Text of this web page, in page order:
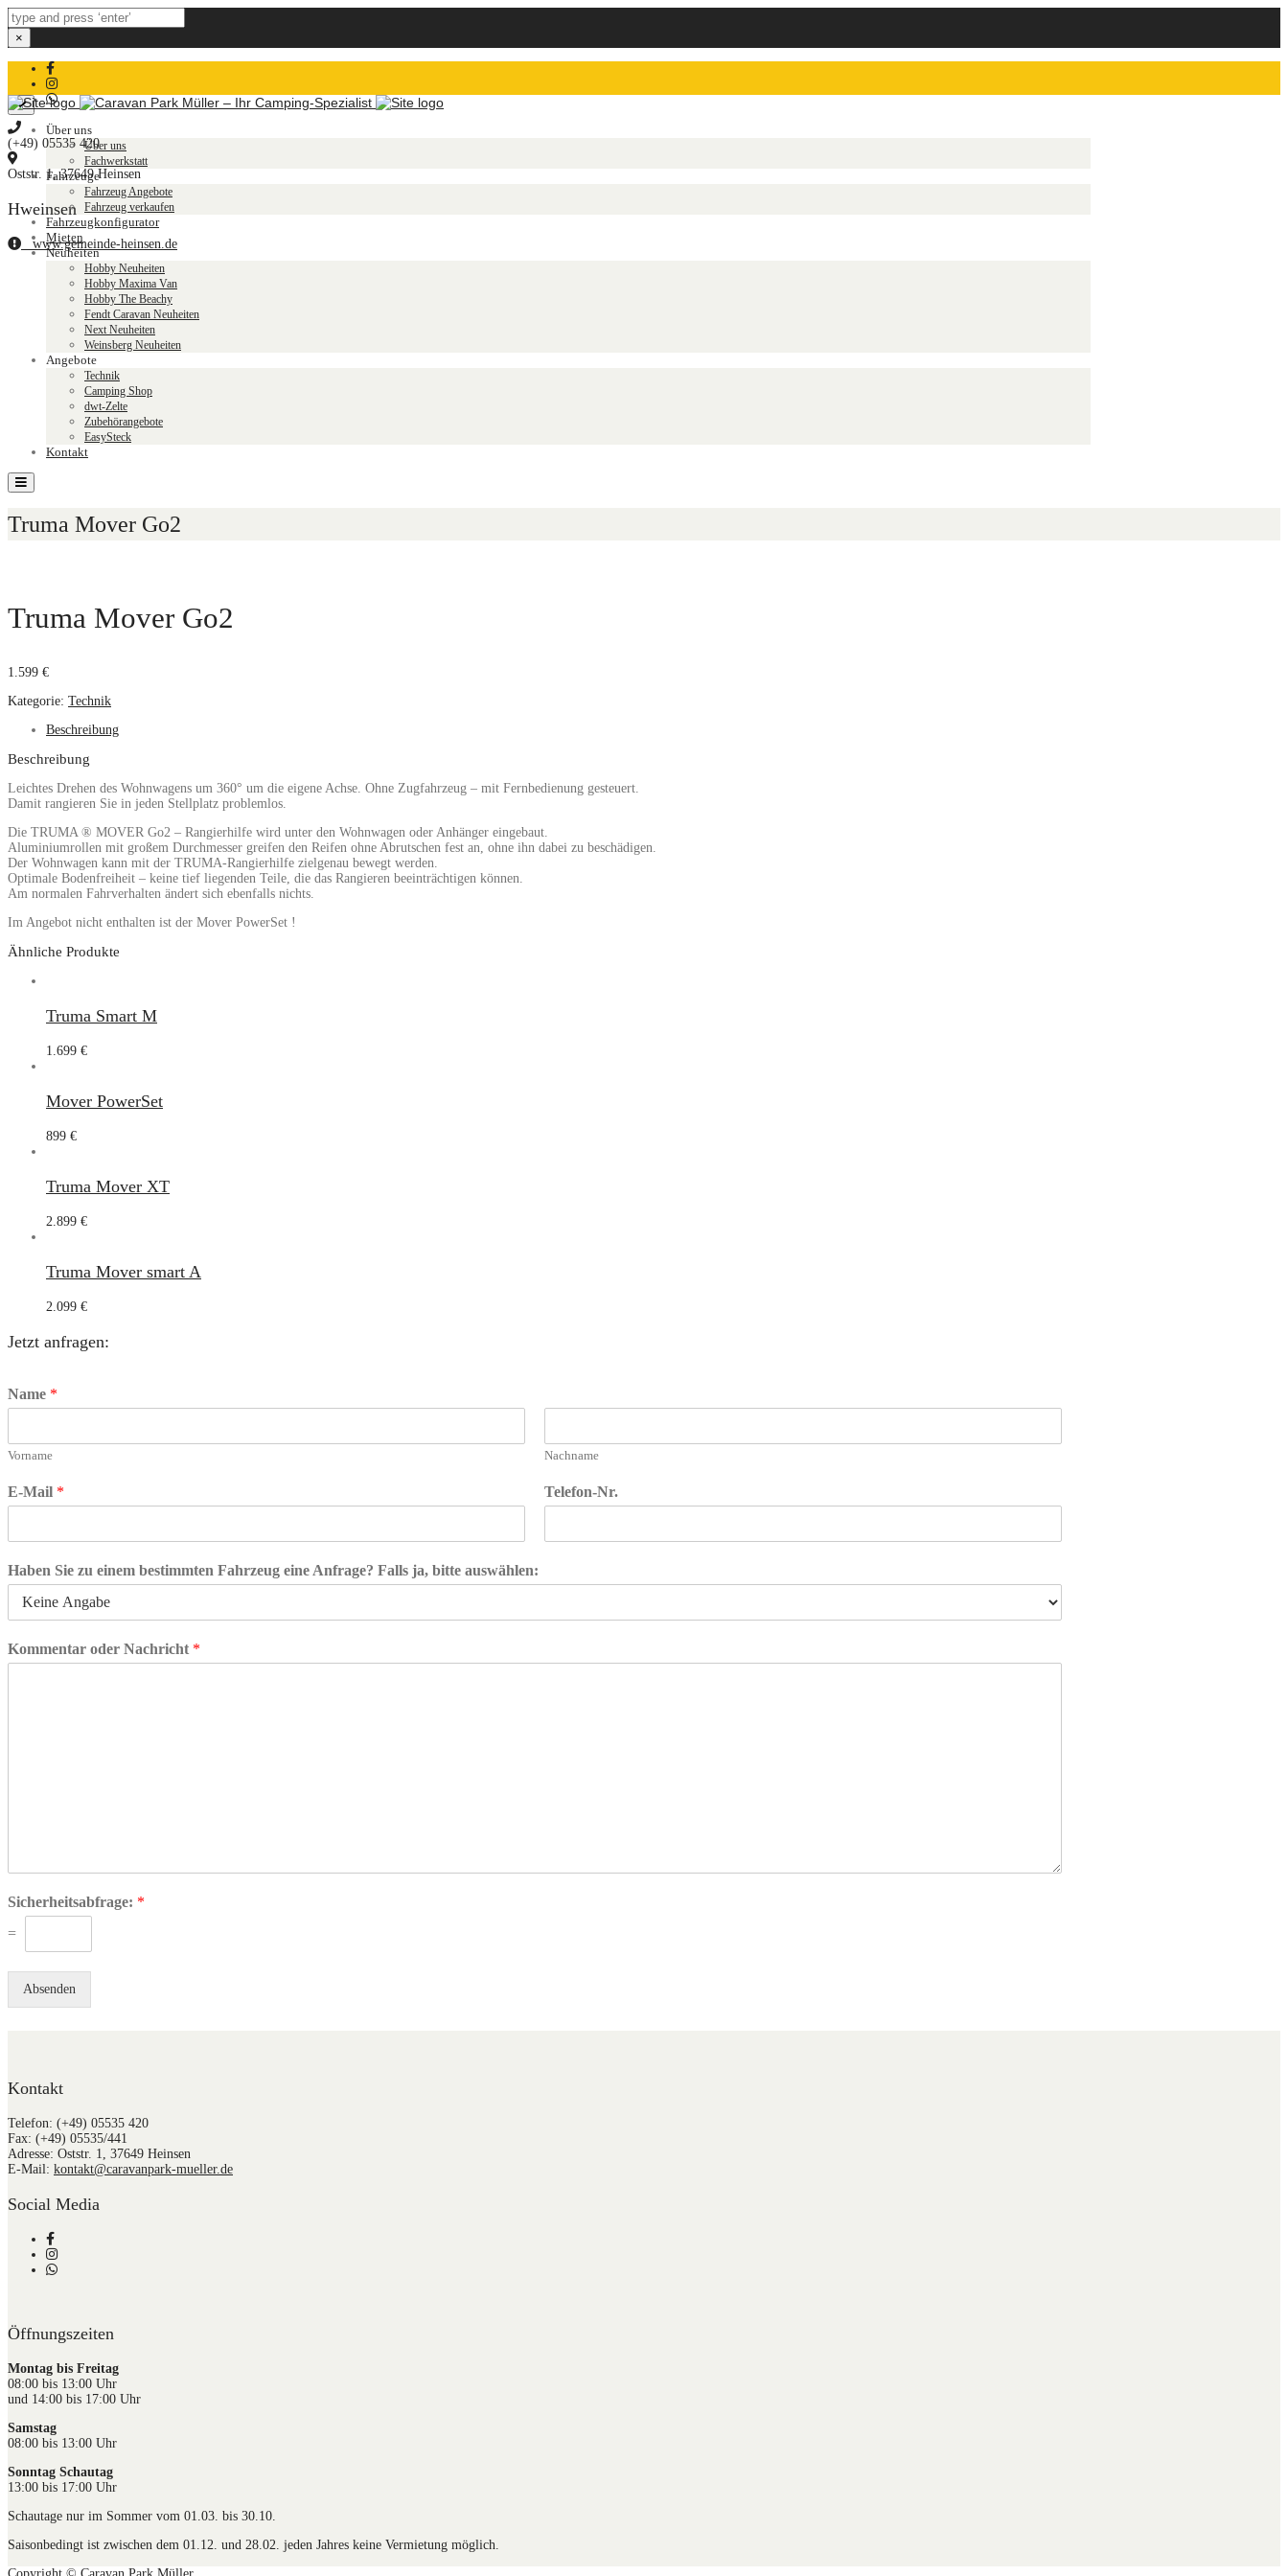
×
Über
WhatsApp
kontaktieren
(+49) 05535 420
Oststr. 1, 37649 Heinsen
Hweinsen
www.gemeinde-heinsen.de
Close
top
bar
Über uns
Über uns
Fachwerkstatt
Fahrzeuge
Fahrzeug Angebote
Fahrzeug verkaufen
Fahrzeugkonfigurator
Mieten
Neuheiten
Hobby Neuheiten
Hobby Maxima Van
Hobby The Beachy
Fendt Caravan Neuheiten
Next Neuheiten
Weinsberg Neuheiten
Angebote
Technik
Camping Shop
dwt-Zelte
Zubehörangebote
EasySteck
Kontakt
Toggle
navigation
Truma Mover Go2
Truma Mover Go2
1.599 €
Kategorie: Technik
Beschreibung
Beschreibung
Leichtes Drehen des Wohnwagens um 360° um die eigene Achse. Ohne Zugfahrzeug – mit Fernbedienung gesteuert.
Damit rangieren Sie in jeden Stellplatz problemlos.
Die TRUMA ® MOVER Go2 – Rangierhilfe wird unter den Wohnwagen oder Anhänger eingebaut.
Aluminiumrollen mit großem Durchmesser greifen den Reifen ohne Abrutschen fest an, ohne ihn dabei zu beschädigen.
Der Wohnwagen kann mit der TRUMA-Rangierhilfe zielgenau bewegt werden.
Optimale Bodenfreiheit – keine tief liegenden Teile, die das Rangieren beeinträchtigen können.
Am normalen Fahrverhalten ändert sich ebenfalls nichts.
Im Angebot nicht enthalten ist der Mover PowerSet !
Ähnliche Produkte
Truma Smart M
1.699 €
Mover PowerSet
899 €
Truma Mover XT
2.899 €
Truma Mover smart A
2.099 €
Jetzt anfragen:
Name *
Vorname Nachname
E-Mail * Telefon-Nr.
Haben Sie zu einem bestimmten Fahrzeug eine Anfrage? Falls ja, bitte auswählen:
Kommentar oder Nachricht *
Sicherheitsabfrage: *
=
Absenden
Kontakt
Telefon: (+49) 05535 420
Fax: (+49) 05535/441
Adresse: Oststr. 1, 37649 Heinsen
E-Mail: kontakt@caravanpark-mueller.de
Social Media
Öffnungszeiten
Montag bis Freitag
08:00 bis 13:00 Uhr
und 14:00 bis 17:00 Uhr
Samstag
08:00 bis 13:00 Uhr
Sonntag Schautag
13:00 bis 17:00 Uhr
Schautage nur im Sommer vom 01.03. bis 30.10.
Saisonbedingt ist zwischen dem 01.12. und 28.02. jeden Jahres keine Vermietung möglich.